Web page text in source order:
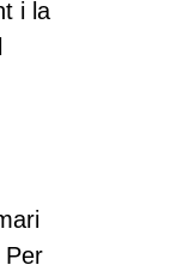
i la
Per